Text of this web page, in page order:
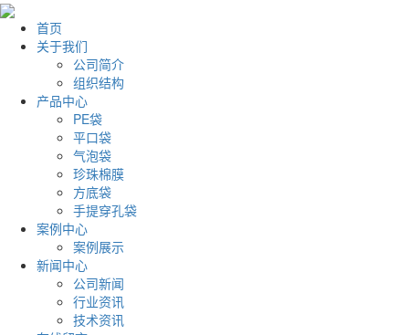
首页
关于我们
公司简介
组织结构
产品中心
PE袋
平口袋
气泡袋
珍珠棉膜
方底袋
手提穿孔袋
案例中心
案例展示
新闻中心
公司新闻
行业资讯
技术资讯